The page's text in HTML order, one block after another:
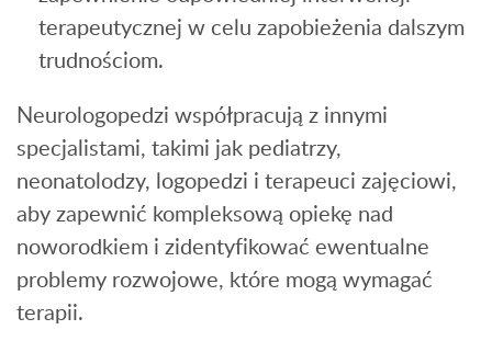
terapeutycznej w celu zapobieżenia dalszym
trudnościom.
Neurologopedzi współpracują z innymi
specjalistami, takimi jak pediatrzy,
neonatolodzy, logopedzi i terapeuci zajęciowi,
aby zapewnić kompleksową opiekę nad
noworodkiem i zidentyfikować ewentualne
problemy rozwojowe, które mogą wymagać
terapii.